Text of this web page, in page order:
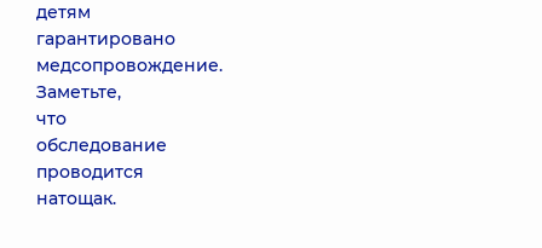
детям
гарантировано
медсопровождение.
Заметьте,
что
обследование
проводится
натощак.